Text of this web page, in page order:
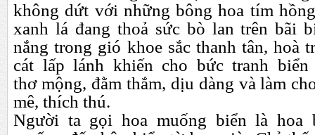
không dứt với những bông hoa tím
xanh lá đang thoả sức bò lan trên bãi
nắng trong gió khoe sắc thanh tân, hoà
cát lấp lánh khiến cho bức tranh
thơmộng, đằm thắm, dịu dàng và làm
mê, thích thú.
Người ta gọi hoa muống biển là hoa